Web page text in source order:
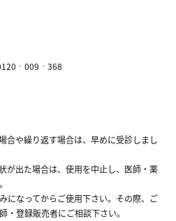
合や繰り返す場合は、早めに受診しまし
が出た場合は、使用を中止し、医師・薬
になってからご使用下さい。その際、ご
・登録販売者にご相談下さい。